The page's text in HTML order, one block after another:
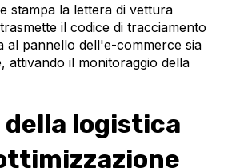
stampa la lettera di vettura
il codice di tracciamento
al pannello dell'e-commerce sia
attivando il monitoraggio della
della logistica